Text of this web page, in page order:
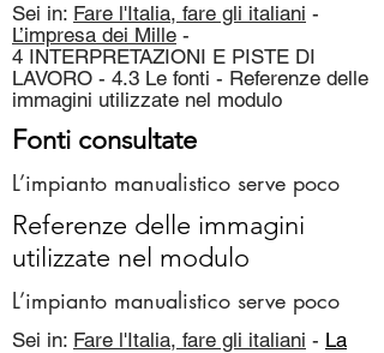
Sei in: Fare l'Italia, fare gli italiani -
L’impresa dei Mille -
4 INTERPRETAZIONI E PISTE DI
LAVORO - 4.3 Le fonti - Referenze delle
immagini utilizzate nel modulo
Fonti consultate
L’impianto manualistico serve poco
Referenze delle immagini
utilizzate nel modulo
L’impianto manualistico serve poco
Sei in: Fare l'Italia, fare gli italiani - La